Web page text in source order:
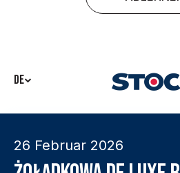
DE
26 Februar 2026